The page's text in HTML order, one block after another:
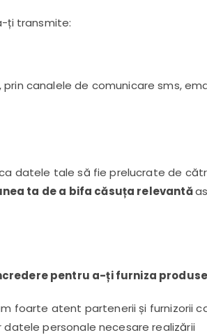
ți transmite:
canalele de comunicare sms,
datele tale să fie prelucrate de
ta de a bifa căsuța relevantă
pentru a-ți furniza
foarte atent partenerii și furnizorii
personale necesare realizării